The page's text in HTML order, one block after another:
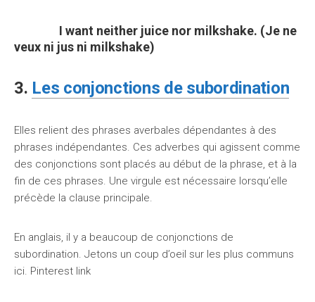
I want neither juice nor milkshake. (Je ne
veux ni jus ni milkshake)
3. Les conjonctions de subordination
Elles relient des phrases averbales dépendantes à des
phrases indépendantes. Ces adverbes qui agissent comme
des conjonctions sont placés au début de la phrase, et à la
fin de ces phrases. Une virgule est nécessaire lorsqu’elle
précède la clause principale.
En anglais, il y a beaucoup de conjonctions de
subordination. Jetons un coup d’oeil sur les plus communs
ici. Pinterest link